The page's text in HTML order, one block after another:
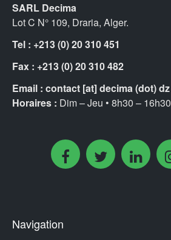
SARL Decima
Lot C N° 109, Draria, Alger.
Tel : +213 (0) 20 310 451
Fax : +213 (0) 20 310 482
Email : contact [at] decima (dot) dz
Horaires : Dim – Jeu • 8h30 – 16h30
Navigation